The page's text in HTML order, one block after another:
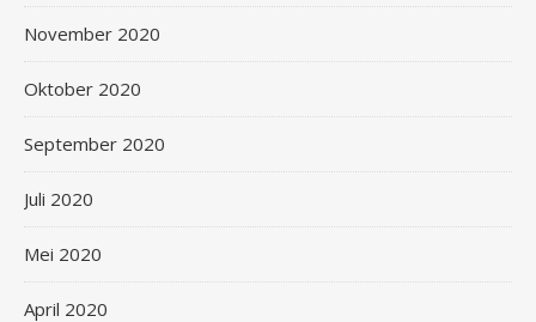
November 2020
Oktober 2020
September 2020
Juli 2020
Mei 2020
April 2020